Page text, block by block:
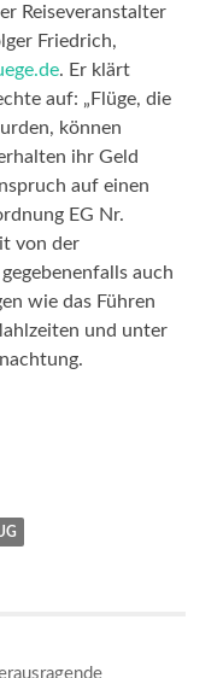
Reiseveranstalter
Friedrich,
. Er klärt
auf: „Flüge, die
können
ihr Geld
auf einen
EG Nr.
von der
auch
wie das Führen
und unter